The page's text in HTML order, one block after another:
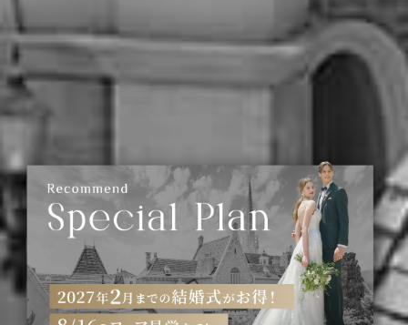
いつでも見学・相談予約はこちら